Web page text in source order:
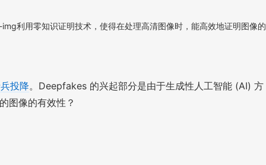
利用零知识证明技术，使得在处理高清图像时，能高效地证明图像的
投降。Deepfakes 的兴起部分是由于生成性人工智能 (AI) 方
图像的有效性？